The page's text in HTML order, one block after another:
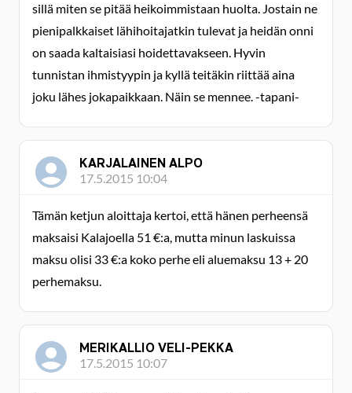
sillä miten se pitää heikoimmistaan huolta. Jostain ne
pienipalkkaiset lähihoitajatkin tulevat ja heidän onni
on saada kaltaisiasi hoidettavakseen. Hyvin
tunnistan ihmistyypin ja kyllä teitäkin riittää aina
joku lähes jokapaikkaan. Näin se mennee. -tapani-
KARJALAINEN ALPO
17.5.2015 10:04
Tämän ketjun aloittaja kertoi, että hänen perheensä
maksaisi Kalajoella 51 €:a, mutta minun laskuissa
maksu olisi 33 €:a koko perhe eli aluemaksu 13 + 20
perhemaksu.
MERIKALLIO VELI-PEKKA
17.5.2015 10:07